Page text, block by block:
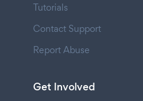
Tutorials
Contact Support
Report Abuse
Get Involved